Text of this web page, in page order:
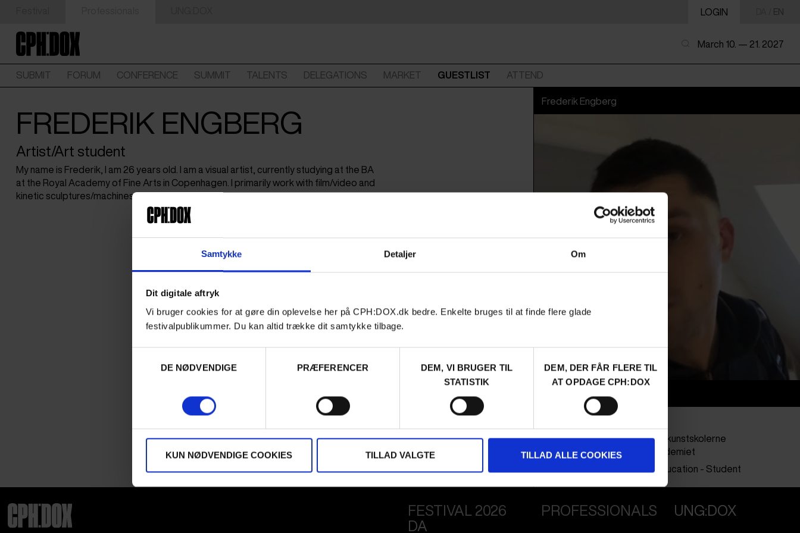
Samtykke Detaljer Om
Dit digitale aftryk
Vi bruger cookies for at gøre din oplevelse her på CPH:DOX.dk bedre. Enkelte bruges til at finde flere glade
festivalpublikummer. Du kan altid trække dit samtykke tilbage.
DE NØDVENDIGE
PRÆFERENCER
DEM, VI BRUGER TIL
STATISTIK
DEM, DER FÅR FLERE TIL
AT OPDAGE CPH:DOX
KUN NØDVENDIGE COOKIES TILLAD VALGTE TILLAD ALLE COOKIES
LOGIN EN
March 10. — 21. 2027
SUBMIT FORUM CONFERENCE SUMMIT TALENTS DELEGATIONS MARKET GUESTLIST ATTEND
FREDERIK ENGBERG
Artist/Art student
My name is Frederik, I am 26 years old. I am a visual artist, currently studying at the BA
at the Royal Academy of Fine Arts in Copenhagen. I primarily work with film/video and
kinetic sculptures/machines.
Frederik Engberg
Company
BFA Billedkunstskolerne
Kunstakademiet
Higher Education - Student
FESTIVAL 2026
DA
PROFESSIONALS UNG:DOX